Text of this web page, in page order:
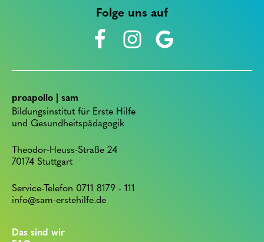
Folge uns auf
proapollo | sam
Bildungsinstitut für Erste Hilfe
und Gesundheitspädagogik
Theodor-Heuss-Straße 24
70174 Stuttgart
Service-Telefon 0711 8179 - 111
info@sam-erstehilfe.de
Das sind wir